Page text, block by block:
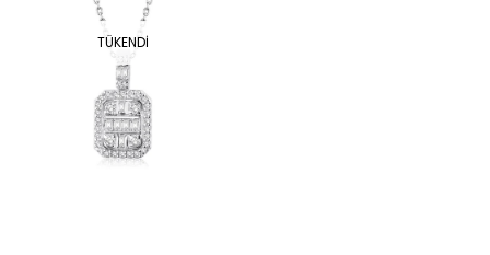
TÜKENDI